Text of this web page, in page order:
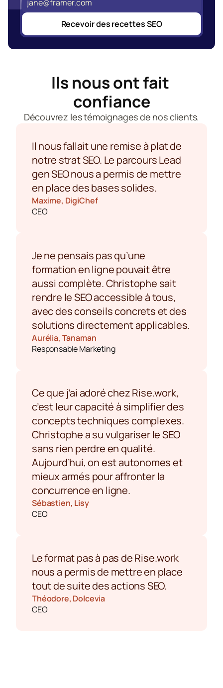
Recevoir des recettes SEO
Ils nous ont fait
confiance
Découvrez les témoignages de nos clients.
Il nous fallait une remise à plat de
notre strat SEO. Le parcours Lead
gen SEO nous a permis de mettre
en place des bases solides.
Maxime, DigiChef
CEO
Je ne pensais pas qu’une
formation en ligne pouvait être
aussi complète. Christophe sait
rendre le SEO accessible à tous,
avec des conseils concrets et des
solutions directement applicables.
Aurélia, Tanaman
Responsable Marketing
Ce que j’ai adoré chez Rise.work,
c’est leur capacité à simplifier des
concepts techniques complexes.
Christophe a su vulgariser le SEO
sans rien perdre en qualité.
Aujourd’hui, on est autonomes et
mieux armés pour affronter la
concurrence en ligne.
Sébastien, Lisy
CEO
Le format pas à pas de Rise.work
nous a permis de mettre en place
tout de suite des actions SEO.
Théodore, Dolcevia
CEO